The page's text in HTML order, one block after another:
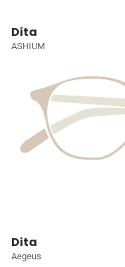
Dita
ASHIUM
Dita
Aegeus